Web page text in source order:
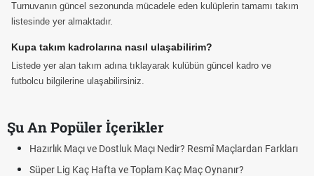
Turnuvanın güncel sezonunda mücadele eden kulüplerin tamamı takım
listesinde yer almaktadır.
Kupa takım kadrolarına nasıl ulaşabilirim?
Listede yer alan takım adına tıklayarak kulübün güncel kadro ve
futbolcu bilgilerine ulaşabilirsiniz.
Şu An Popüler İçerikler
Hazırlık Maçı ve Dostluk Maçı Nedir? Resmî Maçlardan Farkları
Süper Lig Kaç Hafta ve Toplam Kaç Maç Oynanır?